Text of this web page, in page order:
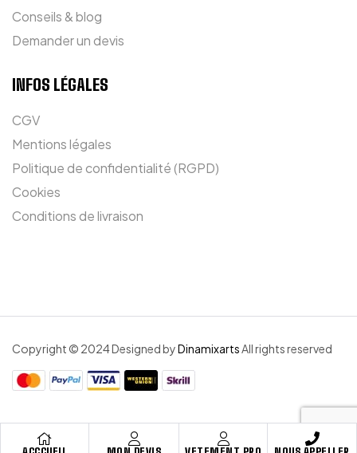
Conseils & blog
Demander un devis
INFOS LÉGALES
CGV
Mentions légales
Politique de confidentialité (RGPD)
Cookies
Conditions de livraison
Copyright © 2024 Designed byDinamixartsAll rights reserved